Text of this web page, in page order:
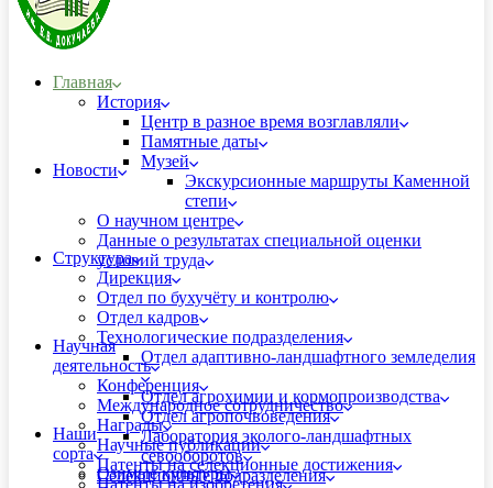
Главная
История
Центр в разное время возглавляли
Памятные даты
Музей
Экскурсионные маршруты Каменной
степи
О научном центре
Данные о результатах специальной оценки
условий труда
Новости
Структура
Дирекция
Отдел по бухучёту и контролю
Отдел кадров
Технологические подразделения
Отдел адаптивно-ландшафтного земледелия
Отдел агрохимии и кормопроизводства
Отдел агропочвоведения
Лаборатория эколого-ландшафтных
севооборотов
Селекционные подразделения
Научная
деятельность
Конференция
Международное сотрудничество
Награды
Научные публикации
Патенты на селекционные достижения
Патенты на изобретения
Наши
сорта
Озимые культуры